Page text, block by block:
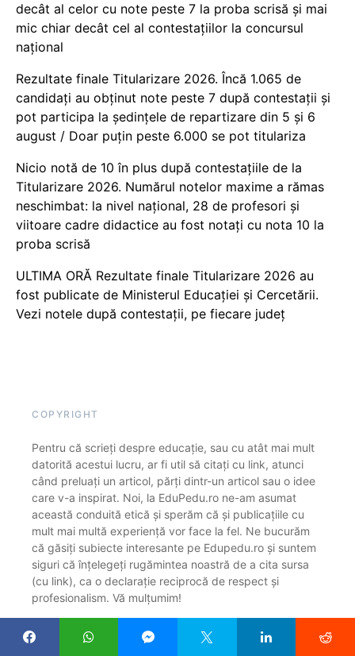
decât al celor cu note peste 7 la proba scrisă și mai
mic chiar decât cel al contestațiilor la concursul
național
Rezultate finale Titularizare 2026. Încă 1.065 de
candidați au obținut note peste 7 după contestații și
pot participa la ședințele de repartizare din 5 și 6
august / Doar puțin peste 6.000 se pot titulariza
Nicio notă de 10 în plus după contestațiile de la
Titularizare 2026. Numărul notelor maxime a rămas
neschimbat: la nivel național, 28 de profesori și
viitoare cadre didactice au fost notați cu nota 10 la
proba scrisă
ULTIMA ORĂ Rezultate finale Titularizare 2026 au
fost publicate de Ministerul Educației și Cercetării.
Vezi notele după contestații, pe fiecare județ
COPYRIGHT
Pentru că scrieți despre educație, sau cu atât mai mult
datorită acestui lucru, ar fi util să citați cu link, atunci
când preluați un articol, părți dintr-un articol sau o idee
care v-a inspirat. Noi, la EduPedu.ro ne-am asumat
această conduită etică și sperăm că și publicațiile cu
mult mai multă experiență vor face la fel. Ne bucurăm
că găsiți subiecte interesante pe Edupedu.ro și suntem
siguri că înțelegeți rugămintea noastră de a cita sursa
(cu link), ca o declarație reciprocă de respect și
profesionalism. Vă mulțumim!